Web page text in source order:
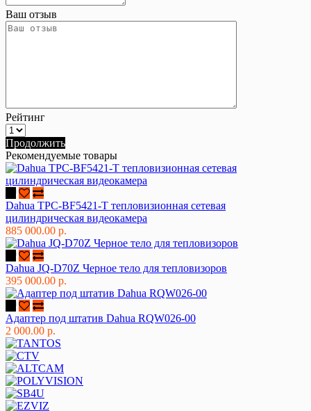
Ваш отзыв
Рейтинг
Продолжить
Рекомендуемые товары
Dahua TPC-BF5421-T тепловизионная сетевая
цилиндрическая видеокамера
885 000.00 р.
Dahua JQ-D70Z Черное тело для тепловизоров
395 000.00 р.
Адаптер под штатив Dahua RQW026-00
2 000.00 р.